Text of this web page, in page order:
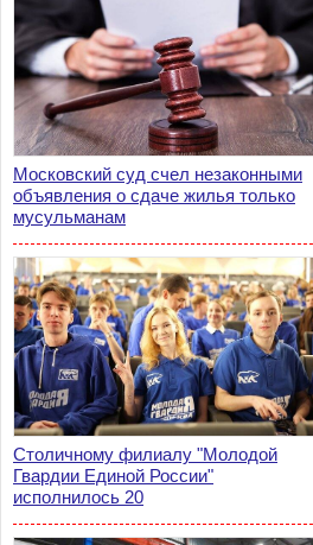
Московский суд счел незаконными
объявления о сдаче жилья только
мусульманам
Столичному филиалу "Молодой
Гвардии Единой России"
исполнилось 20